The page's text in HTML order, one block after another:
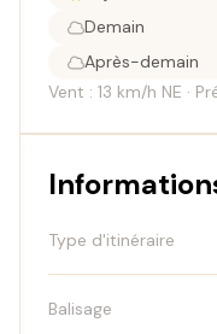
Demain
Après-demain
Vent : 13 km/h NE ·
Type d'itinéraire
Balisage